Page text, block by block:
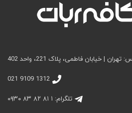
تهران | خیابان فاطمی، پلاک 221، واحد 402
1312 9109 021
تلگرام: ۱ ۸۱ ۸۲ ۸۳ ۰۹۳۰